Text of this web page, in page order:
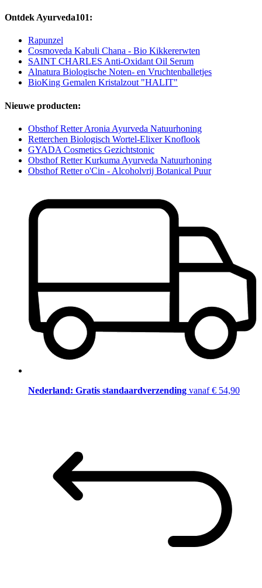
Ontdek Ayurveda101:
Rapunzel
Cosmoveda Kabuli Chana - Bio Kikkererwten
SAINT CHARLES Anti-Oxidant Oil Serum
Alnatura Biologische Noten- en Vruchtenballetjes
BioKing Gemalen Kristalzout "HALIT"
Nieuwe producten:
Obsthof Retter Aronia Ayurveda Natuurhoning
Retterchen Biologisch Wortel-Elixer Knoflook
GYADA Cosmetics Gezichtstonic
Obsthof Retter Kurkuma Ayurveda Natuurhoning
Obsthof Retter o'Cin - Alcoholvrij Botanical Puur
Nederland: Gratis standaardverzending vanaf € 54,90